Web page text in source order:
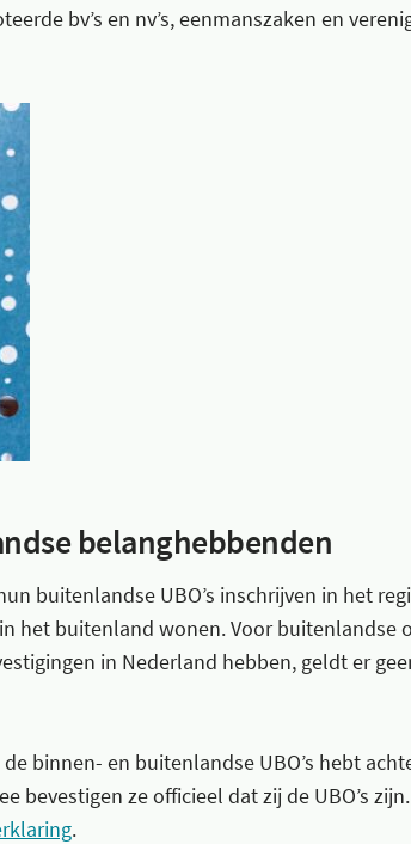
bv’s en nv’s, eenmanszaken en
belanghebbenden
buitenlandse UBO’s inschrijven in het
het buitenland wonen. Voor buitenlandse
in Nederland hebben, geldt er
binnen- en buitenlandse UBO’s hebt
bevestigen ze officieel dat zij de UBO’s
.